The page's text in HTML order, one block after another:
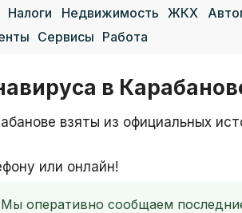
Налоги Недвижимость ЖКХ
Сервисы Работа
в
взяты из официальных
или онлайн!
оперативно сообщаем